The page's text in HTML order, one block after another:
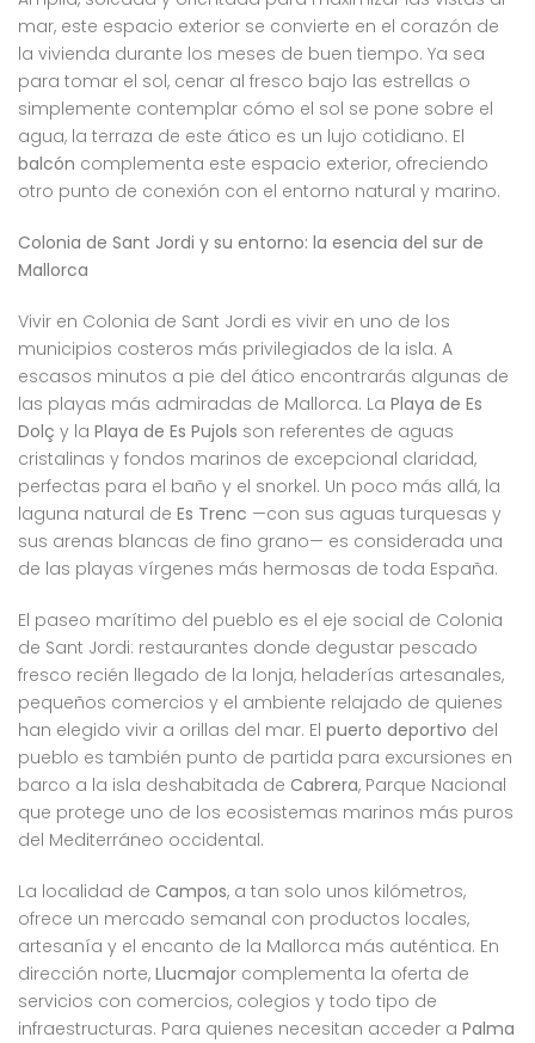
mar, este espacio exterior se convierte en el corazón de
la vivienda durante los meses de buen tiempo. Ya sea
para tomar el sol, cenar al fresco bajo las estrellas o
simplemente contemplar cómo el sol se pone sobre el
agua, la terraza de este ático es un lujo cotidiano. El
balcón complementa este espacio exterior, ofreciendo
otro punto de conexión con el entorno natural y marino.
Colonia de Sant Jordi y su entorno: la esencia del sur de
Mallorca
Vivir en Colonia de Sant Jordi es vivir en uno de los
municipios costeros más privilegiados de la isla. A
escasos minutos a pie del ático encontrarás algunas de
las playas más admiradas de Mallorca. La Playa de Es
Dolç y la Playa de Es Pujols son referentes de aguas
cristalinas y fondos marinos de excepcional claridad,
perfectas para el baño y el snorkel. Un poco más allá, la
laguna natural de Es Trenc —con sus aguas turquesas y
sus arenas blancas de fino grano— es considerada una
de las playas vírgenes más hermosas de toda España.
El paseo marítimo del pueblo es el eje social de Colonia
de Sant Jordi: restaurantes donde degustar pescado
fresco recién llegado de la lonja, heladerías artesanales,
pequeños comercios y el ambiente relajado de quienes
han elegido vivir a orillas del mar. El puerto deportivo del
pueblo es también punto de partida para excursiones en
barco a la isla deshabitada de Cabrera, Parque Nacional
que protege uno de los ecosistemas marinos más puros
del Mediterráneo occidental.
La localidad de Campos, a tan solo unos kilómetros,
ofrece un mercado semanal con productos locales,
artesanía y el encanto de la Mallorca más auténtica. En
dirección norte, Llucmajor complementa la oferta de
servicios con comercios, colegios y todo tipo de
infraestructuras. Para quienes necesitan acceder a Palma